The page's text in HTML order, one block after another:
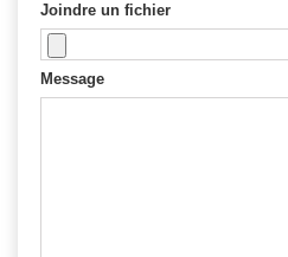
Joindre un fichier
Message